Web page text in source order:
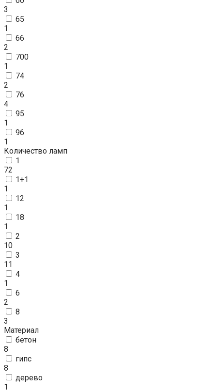
3
65
1
66
2
700
1
74
2
76
4
95
1
96
1
Количество ламп
1
72
1+1
1
12
1
18
1
2
10
3
11
4
1
6
2
8
3
Материал
бетон
8
гипс
8
дерево
1